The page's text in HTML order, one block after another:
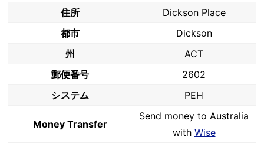
住所
Dickson Place
都市
Dickson
州
ACT
郵便番号
2602
システム
PEH
Money Transfer
Send money to Australia
with Wise